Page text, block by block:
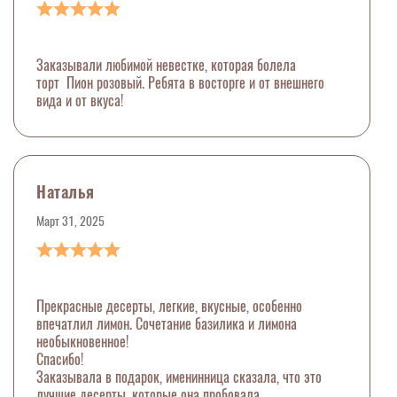
Заказывали любимой невестке, которая болела
торт Пион розовый. Ребята в восторге и от внешнего
вида и от вкуса!
Наталья
Март 31, 2025
Прекрасные десерты, легкие, вкусные, особенно
впечатлил лимон. Сочетание базилика и лимона
необыкновенное!
Спасибо!
Заказывала в подарок, именинница сказала, что это